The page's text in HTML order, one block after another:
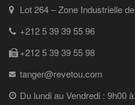
Lot 264 – Zone Industrielle
+212 5 39 39 55 96
+212 5 39 39 55 98
tanger@revetou.com
Du lundi au Vendredi : 9h00